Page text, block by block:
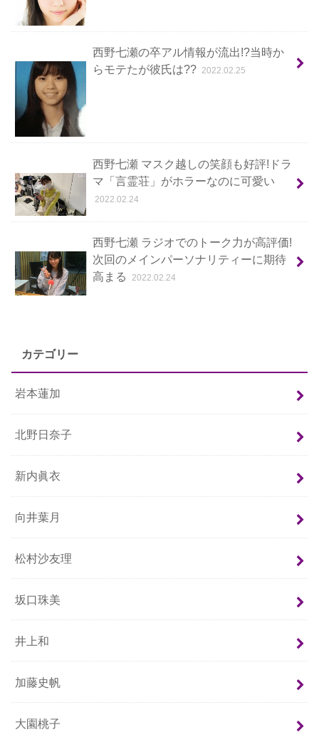
西野七瀬の卒アル情報が流出!?当時か
らモテたが彼氏は??
2022.02.25
西野七瀬 マスク越しの笑顔も好評!ドラ
マ「言霊荘」がホラーなのに可愛い
2022.02.24
西野七瀬 ラジオでのトーク力が高評価!
次回のメインパーソナリティーに期待
高まる
2022.02.24
カテゴリー
岩本蓮加
北野日奈子
新内眞衣
向井葉月
松村沙友理
坂口珠美
井上和
加藤史帆
大園桃子